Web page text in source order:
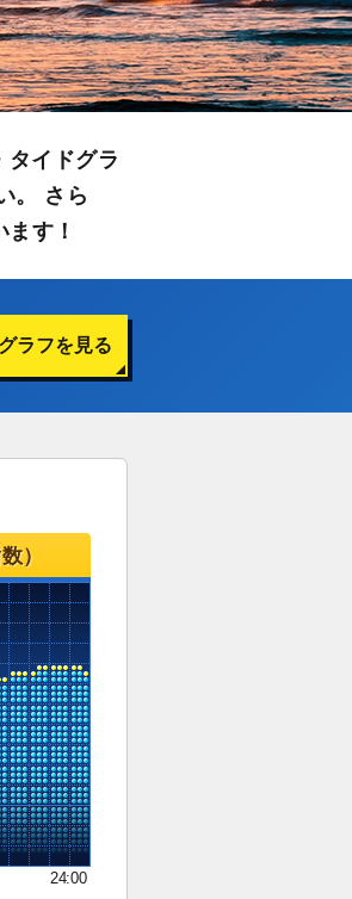
タイドグラ
。 さら
す！
ラフを見る
）
24:00